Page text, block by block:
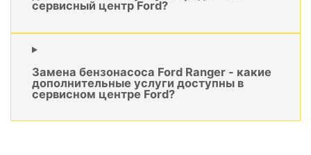
сервисный центр Ford?
Замена бензонасоса Ford Ranger - какие
дополнительные услуги доступны в
сервисном центре Ford?